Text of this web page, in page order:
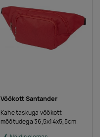
Vöökott Santander
Kahe taskuga vöökott
mõõtudega 36,5x14x5,5cm.